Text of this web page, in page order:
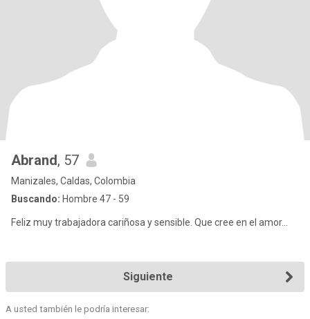
Abrand, 57
Manizales, Caldas, Colombia
Buscando: Hombre 47 - 59
Feliz muy trabajadora cariñosa y sensible. Que cree en el amor...
Siguiente
A usted también le podría interesar: